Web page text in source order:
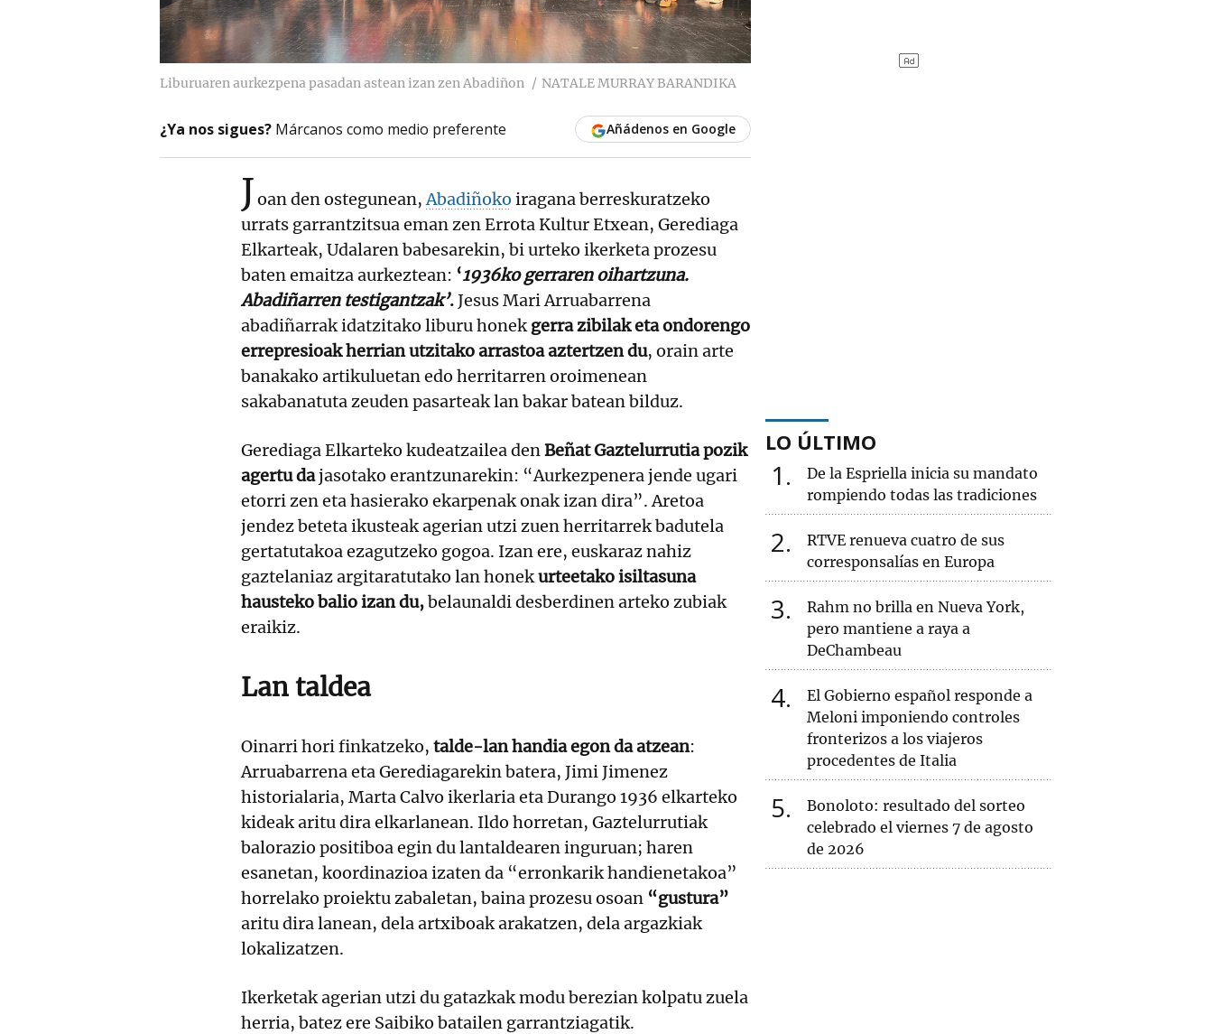
Liburuaren aurkezpena pasadan astean izan zen Abadiñon NATALE MURRAY BARANDIKA
¿Ya nos sigues? Márcanos como medio preferente Añádenos en Google
Joan den ostegunean,Abadiñoko iragana berreskuratzeko
urrats garrantzitsua eman zen Errota Kultur Etxean, Gerediaga
Elkarteak, Udalaren babesarekin, bi urteko ikerketa prozesu
baten emaitza aurkeztean: ‘1936ko gerraren oihartzuna.
Abadiñarren testigantzak’.Jesus Mari Arruabarrena
abadiñarrak idatzitako liburu honekgerra zibilak eta ondorengo
errepresioak herrian utzitako arrastoa aztertzen du, orain arte
banakako artikuluetan edo herritarren oroimenean
sakabanatuta zeuden pasarteak lan bakar batean bilduz.
Gerediaga Elkarteko kudeatzailea denBeñat Gaztelurrutia pozik
agertu dajasotako erantzunarekin: “Aurkezpenera jende ugari
etorri zen eta hasierako ekarpenak onak izan dira”. Aretoa
jendez beteta ikusteak agerian utzi zuen herritarrek badutela
gertatutakoa ezagutzeko gogoa. Izan ere, euskaraz nahiz
gaztelaniaz argitaratutako lan honekurteetako isiltasuna
hausteko balio izan du,belaunaldi desberdinen arteko zubiak
eraikiz.
Lan taldea
Oinarri hori finkatzeko, talde-lan handia egon da atzean:
Arruabarrena eta Gerediagarekin batera, Jimi Jimenez
historialaria, Marta Calvo ikerlaria eta Durango 1936 elkarteko
kideak aritu dira elkarlanean. Ildo horretan, Gaztelurrutiak
balorazio positiboa egin du lantaldearen inguruan; haren
esanetan, koordinazioa izaten da “erronkarik handienetakoa”
horrelako proiektu zabaletan, baina prozesu osoan “gustura”
aritu dira lanean, dela artxiboak arakatzen, dela argazkiak
lokalizatzen.
Ikerketak agerian utzi du gatazkak modu berezian kolpatu zuela
herria, batez ere Saibiko batailen garrantziagatik.
LO ÚLTIMO
1
De la Espriella inicia su mandato
rompiendo todas las tradiciones
2
RTVE renueva cuatro de sus
corresponsalías en Europa
3
Rahm no brilla en Nueva York,
pero mantiene a raya a
DeChambeau
4
El Gobierno español responde a
Meloni imponiendo controles
fronterizos a los viajeros
procedentes de Italia
5
Bonoloto: resultado del sorteo
celebrado el viernes 7 de agosto
de 2026